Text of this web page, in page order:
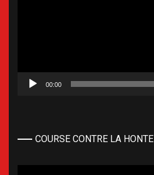
00:00
COURSE CONTRE LA HONTE